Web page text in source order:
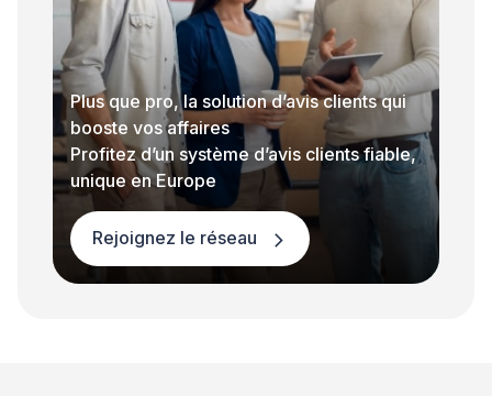
Plus que pro, la solution d’avis clients qui
booste vos affaires
Profitez d’un système d’avis clients fiable,
unique en Europe
Rejoignez le réseau